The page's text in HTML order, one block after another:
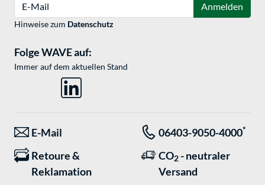
Anmelden
Hinweise zum Datenschutz
Folge WAVE auf:
Immer auf dem aktuellen Stand
E-Mail 06403-9050-4000*
Retoure &
Reklamation
CO2 - neutraler
Versand